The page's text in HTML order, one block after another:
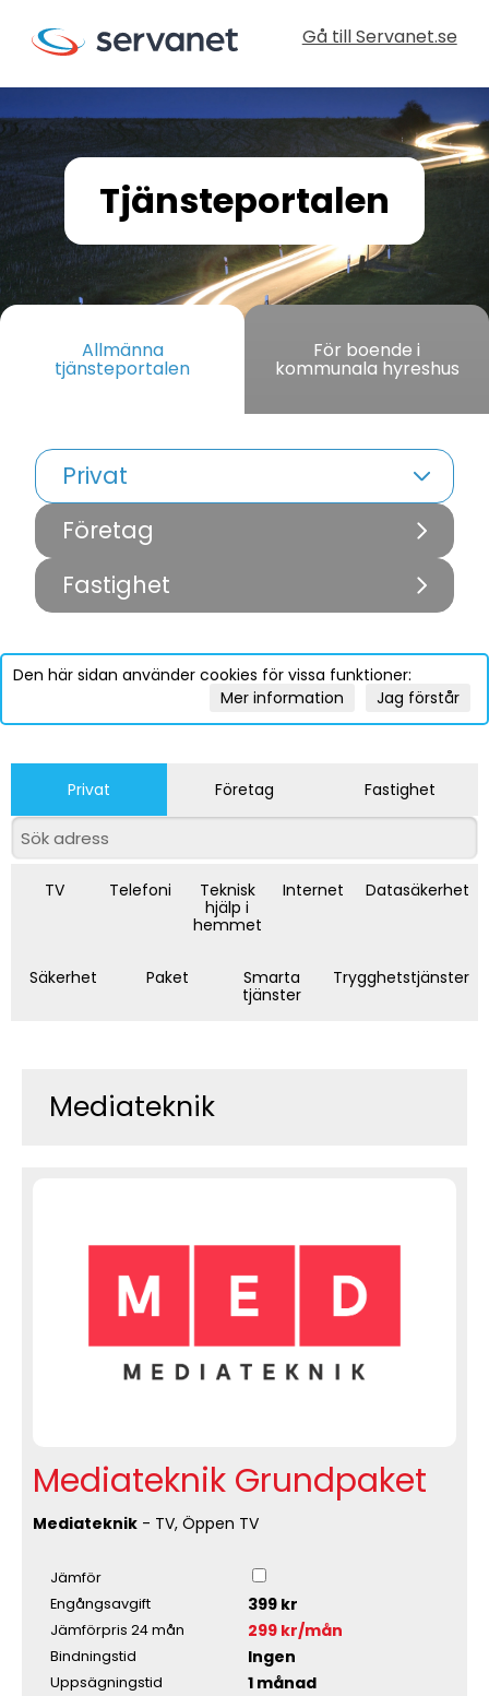
Gå till Servanet.se
Tjänsteportalen
Allmänna
tjänsteportalen
För boende i
kommunala hyreshus
Privat
Företag
Fastighet
Den här sidan använder cookies för vissa funktioner:
Jag förstår
Mer information
Privat Företag Fastighet
TV Telefoni
Teknisk
hjälp i
hemmet
Internet Datasäkerhet
Säkerhet Paket
Smarta
tjänster
Trygghetstjänster
Mediateknik
Mediateknik Grundpaket
Mediateknik - TV, Öppen TV
Jämför
Engångsavgift
399 kr
Jämförpris 24 mån 299 kr/mån
Bindningstid Ingen
Uppsägningstid 1 månad